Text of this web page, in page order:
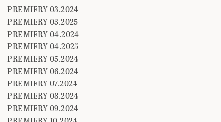
PREMIERY 03.2024
PREMIERY 03.2025
PREMIERY 04.2024
PREMIERY 04.2025
PREMIERY 05.2024
PREMIERY 06.2024
PREMIERY 07.2024
PREMIERY 08.2024
PREMIERY 09.2024